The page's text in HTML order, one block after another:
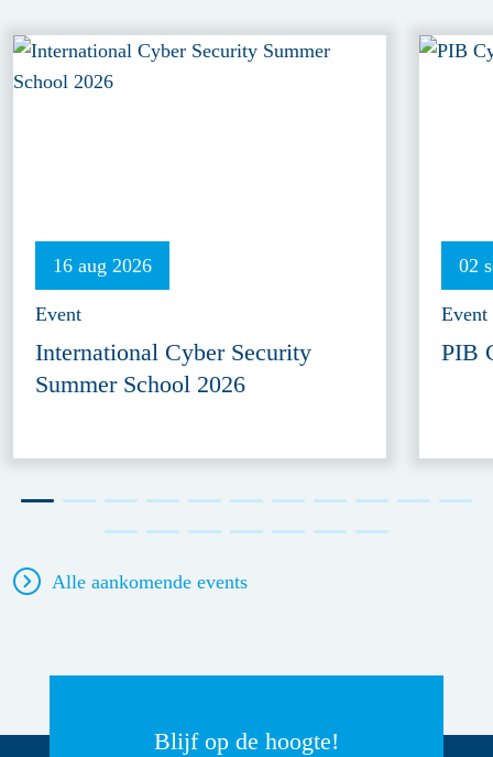
16 aug 2026
Event
International Cyber Security
Summer School 2026
02
Event
PIB
Alle aankomende events
Blijf op de hoogte!